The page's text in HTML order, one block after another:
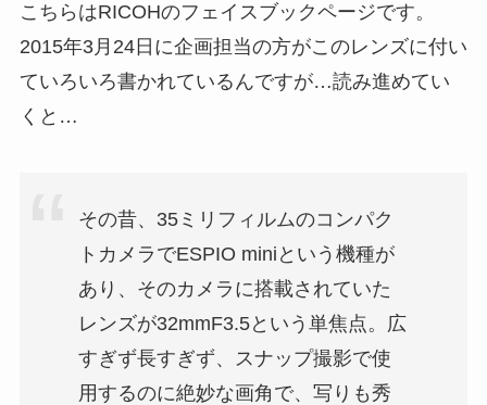
こちらはRICOHのフェイスブックページです。
2015年3月24日に企画担当の方がこのレンズに付い
ていろいろ書かれているんですが…読み進めてい
くと…
その昔、35ミリフィルムのコンパク
トカメラでESPIO miniという機種が
あり、そのカメラに搭載されていた
レンズが32mmF3.5という単焦点。広
すぎず長すぎず、スナップ撮影で使
用するのに絶妙な画角で、写りも秀